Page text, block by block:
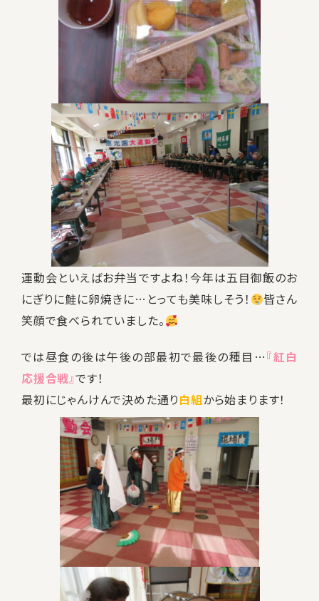
運動会といえばお弁当ですよね！今年は五目御飯のお
にぎりに鮭に卵焼きに…とっても美味しそう！
皆さん
笑顔で食べられていました。
では昼食の後は午後の部最初で最後の種目…『紅白
応援合戦』です！
最初にじゃんけんで決めた通り白組から始まります！